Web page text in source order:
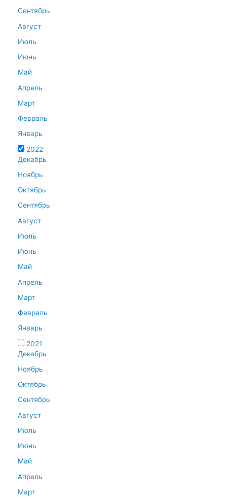
Сентябрь
Август
Июль
Июнь
Май
Апрель
Март
Февраль
Январь
2022
Декабрь
Ноябрь
Октябрь
Сентябрь
Август
Июль
Июнь
Май
Апрель
Март
Февраль
Январь
2021
Декабрь
Ноябрь
Октябрь
Сентябрь
Август
Июль
Июнь
Май
Апрель
Март